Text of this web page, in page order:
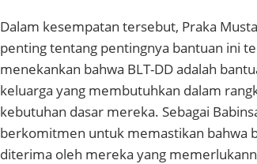
Dalam kesempatan tersebut, Praka
penting tentang pentingnya bantuan ini
menekankan bahwa BLT-DD adalah
keluarga yang membutuhkan dalam
kebutuhan dasar mereka. Sebagai
berkomitmen untuk memastikan bahwa
diterima oleh mereka yang